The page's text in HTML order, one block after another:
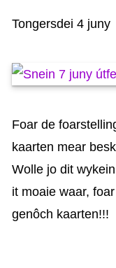
Tongersdei 4 juny
Foar de
kaarten mear
Wolle jo dit
it moaie waar,
genôch kaarten!!!